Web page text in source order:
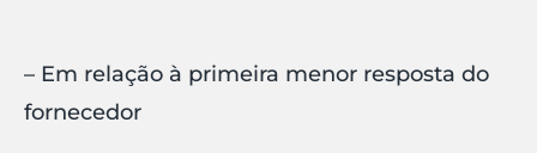
– Em relação à primeira menor resposta do
fornecedor